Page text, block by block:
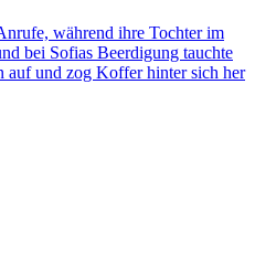
während ihre Tochter im
bei Sofias Beerdigung tauchte
auf und zog Koffer hinter sich her